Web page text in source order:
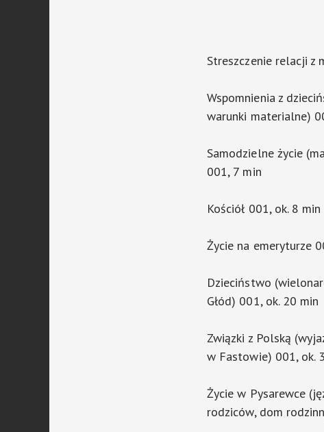
Streszczenie relacji z
Wspomnienia z
warunki materialne)
Samodzielne życie
001, 7 min
Kościół 001, ok. 8 min
Życie na emeryturze
Dzieciństwo
Głód) 001, ok. 20 min
Związki z Polską
w Fastowie) 001, ok.
Życie w Pysarewce
rodziców, dom